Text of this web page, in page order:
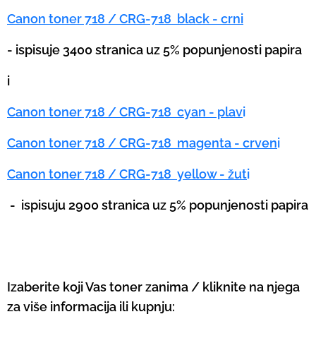
Canon toner 718 / CRG-718 black - crni
- ispisuje 3400 stranica uz 5% popunjenosti papira
i
Canon toner 718 / CRG-718 cyan - plavi
Canon toner 718 / CRG-718 magenta - crveni
Canon toner 718 / CRG-718 yellow - žuti
- ispisuju 2900 stranica uz 5% popunjenosti papira
Izaberite koji Vas toner zanima / kliknite na njega
za više informacija ili kupnju: